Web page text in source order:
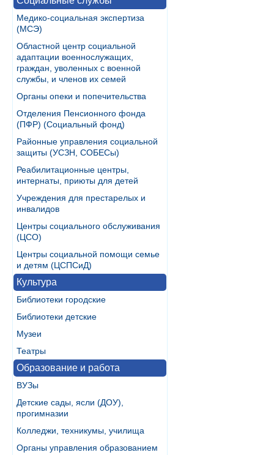
Медико-социальная экспертиза
(МСЭ)
Областной центр социальной
адаптации военнослужащих,
граждан, уволенных с военной
службы, и членов их семей
Органы опеки и попечительства
Отделения Пенсионного фонда
(ПФР) (Социальный фонд)
Районные управления социальной
защиты (УСЗН, СОБЕСы)
Реабилитационные центры,
интернаты, приюты для детей
Учреждения для престарелых и
инвалидов
Центры социального обслуживания
(ЦСО)
Центры социальной помощи семье
и детям (ЦСПСиД)
Культура
Библиотеки городские
Библиотеки детские
Музеи
Театры
Образование и работа
ВУЗы
Детские сады, ясли (ДОУ),
прогимназии
Колледжи, техникумы, училища
Органы управления образованием